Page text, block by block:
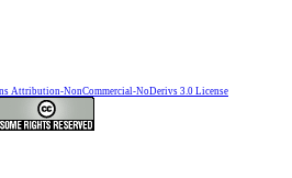
Attribution-NonCommercial-NoDerivs 3.0 License